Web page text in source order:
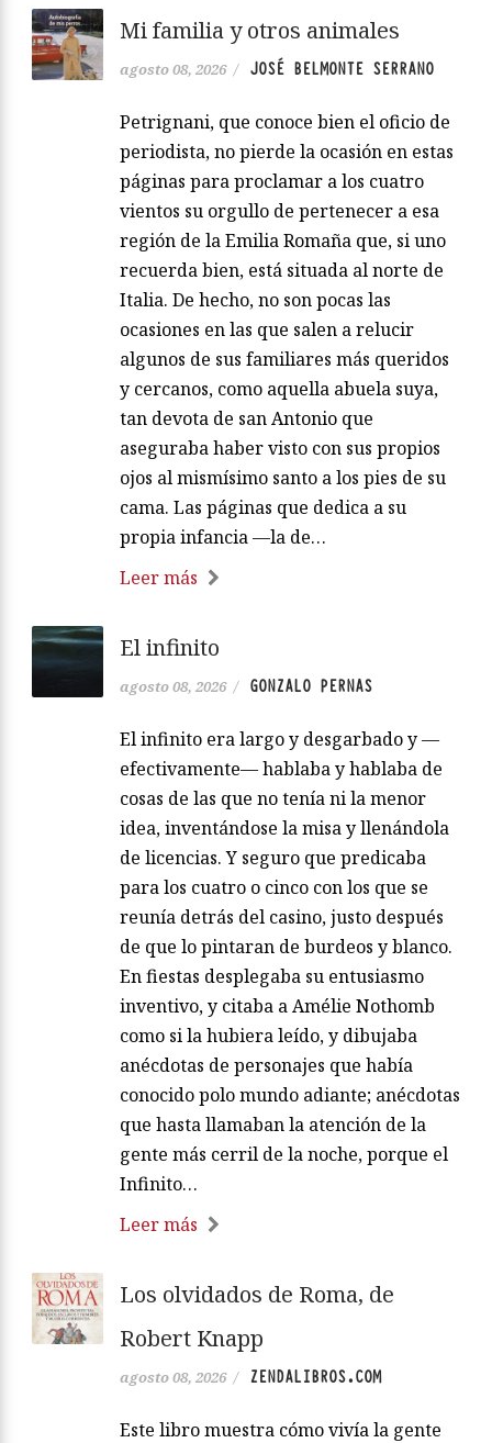
Mi familia y otros animales
agosto 08, 2026 / JOSÉ BELMONTE SERRANO
Petrignani, que conoce bien el oficio de
periodista, no pierde la ocasión en estas
páginas para proclamar a los cuatro
vientos su orgullo de pertenecer a esa
región de la Emilia Romaña que, si uno
recuerda bien, está situada al norte de
Italia. De hecho, no son pocas las
ocasiones en las que salen a relucir
algunos de sus familiares más queridos
y cercanos, como aquella abuela suya,
tan devota de san Antonio que
aseguraba haber visto con sus propios
ojos al mismísimo santo a los pies de su
cama. Las páginas que dedica a su
propia infancia —la de…
Leer más
El infinito
agosto 08, 2026 / GONZALO PERNAS
El infinito era largo y desgarbado y —
efectivamente— hablaba y hablaba de
cosas de las que no tenía ni la menor
idea, inventándose la misa y llenándola
de licencias. Y seguro que predicaba
para los cuatro o cinco con los que se
reunía detrás del casino, justo después
de que lo pintaran de burdeos y blanco.
En fiestas desplegaba su entusiasmo
inventivo, y citaba a Amélie Nothomb
como si la hubiera leído, y dibujaba
anécdotas de personajes que había
conocido polo mundo adiante; anécdotas
que hasta llamaban la atención de la
gente más cerril de la noche, porque el
Infinito…
Leer más
Los olvidados de Roma, de
Robert Knapp
agosto 08, 2026 / ZENDALIBROS.COM
Este libro muestra cómo vivía la gente